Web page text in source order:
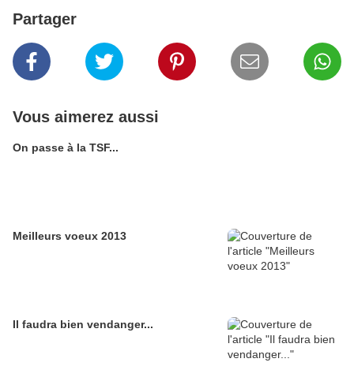
Partager
Vous aimerez aussi
On passe à la TSF...
Meilleurs voeux 2013
Il faudra bien vendanger...